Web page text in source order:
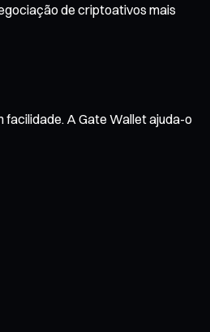
de criptoativos mais
facilidade. A Gate Wallet ajuda-o